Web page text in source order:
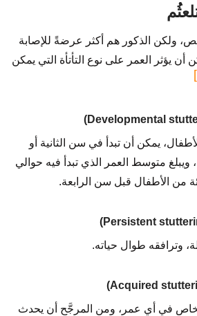
ولكن الذكور هم أكثر عرضةً للإصابة
أن يؤثر العمر على نوع التأتأة التي يمكن
يمكن أن تبدأ في سن الثانية أو
متوسط العمر الذي تبدأ فيه حوالي
وترافقه طوال حياته.
في أي عمر، ومن المرجَّح أن يحدث